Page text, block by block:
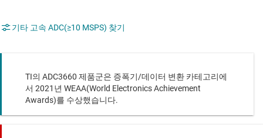
기타 고속 ADC(≥10 MSPS) 찾기
TI의 ADC3660 제품군은 증폭기/데이터 변환 카테고리에
서 2021년 WEAA(World Electronics Achievement
Awards)를 수상했습니다.